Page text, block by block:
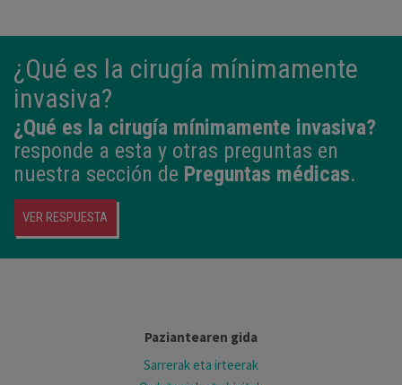
¿Qué es la cirugía mínimamente
invasiva?
¿Qué es la cirugía mínimamente invasiva?
responde a esta y otras preguntas en
nuestra sección de Preguntas médicas.
VER RESPUESTA
Paziantearen gida
Sarrerak eta irteerak